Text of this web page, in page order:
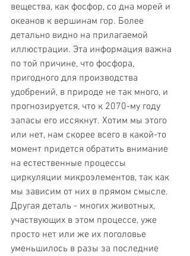
вещества, как фосфор, со дна морей и
океанов к вершинам гор. Более
детально видно на прилагаемой
иллюстрации. Эта информация важна
по той причине, что фосфора,
пригодного для производства
удобрений, в природе не так много, и
прогнозируется, что к 2070-му году
запасы его иссякнут. Хотим мы этого
или нет, нам скорее всего в какой-то
момент придется обратить внимание
на естественные процессы
циркуляции микроэлементов, так как
мы зависим от них в прямом смысле.
Другая деталь - многих животных,
участвующих в этом процессе, уже
просто нет или же их поголовье
уменьшилось в разы за последние